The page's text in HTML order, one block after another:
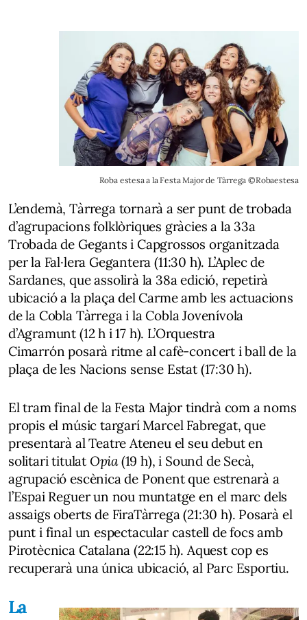
Roba estesa a la Festa Major de Tàrrega ©Robaestesa
L’endemà, Tàrrega tornarà a ser punt de trobada
d’agrupacions folklòriques gràcies a la 33a
Trobada de Gegants i Capgrossos organitzada
perla Fal·lera Gegantera (11:30 h). L’Aplec de
Sardanes, que assolirà la 38a edició, repetirà
ubicació a la plaça del Carme amb les actuacions
de la Cobla Tàrrega i la Cobla Jovenívola
d’Agramunt (12 h i 17 h). L’Orquestra
Cimarrón posarà ritme al cafè-concert i ball de la
plaça de les Nacions sense Estat (17:30 h).
El tram final de la Festa Major tindrà com a noms
propis el músic targarí Marcel Fabregat, que
presentarà al Teatre Ateneu el seu debut en
solitari titulat Opia(19 h), i Sound de Secà,
agrupació escènica de Ponent que estrenarà a
l’Espai Reguer un nou muntatge en el marc dels
assaigs oberts de FiraTàrrega (21:30 h). Posarà el
punt i final un espectacular castell de focs amb
Pirotècnica Catalana (22:15 h). Aquest cop es
recuperarà una única ubicació, al Parc Esportiu.
La